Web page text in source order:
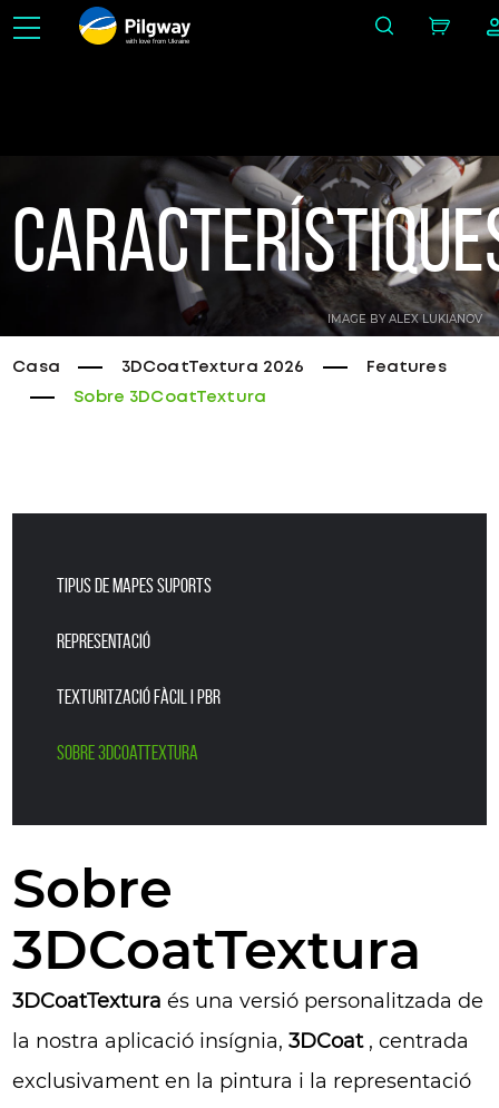
with love from Ukraine
IMAGE BY ALEX LUKIANOV
Casa 3DCoatTextura 2026
Features
Sobre 3DCoatTextura
TIPUS DE MAPES SUPORTS
REPRESENTACIÓ
TEXTURITZACIÓ FÀCIL I PBR
Sobre 3DCoatTextura
Sobre
3DCoatTextura
3DCoatTextura és una versió personalitzada de
la nostra aplicació insígnia,3DCoat, centrada
exclusivament en la pintura i la representació